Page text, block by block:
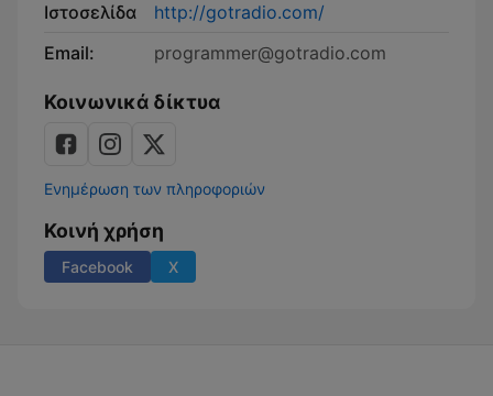
Ιστοσελίδα
http://gotradio.com/
Email:
programmer@gotradio.com
Κοινωνικά δίκτυα
Ενημέρωση των πληροφοριών
Κοινή χρήση
Facebook X